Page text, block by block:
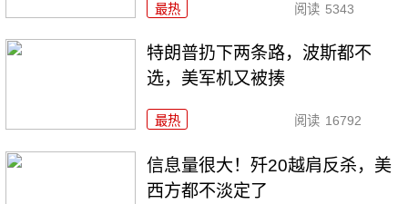
最热 阅读 5343
特朗普扔下两条路，波斯都不
选，美军机又被揍
最热 阅读 16792
信息量很大！歼20越肩反杀，美
西方都不淡定了